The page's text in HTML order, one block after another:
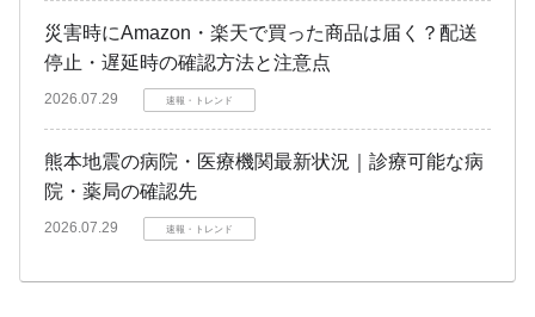
災害時にAmazon・楽天で買った商品は届く？配送
停止・遅延時の確認方法と注意点
2026.07.29 速報・トレンド
熊本地震の病院・医療機関最新状況｜診療可能な病
院・薬局の確認先
2026.07.29 速報・トレンド